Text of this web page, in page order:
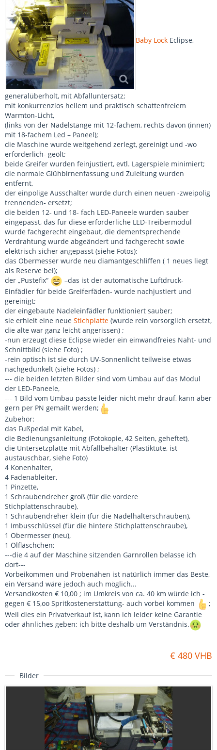
Baby Lock Eclipse,
generalüberholt, mit Abfalluntersatz;
mit konkurrenzlos hellem und praktisch schattenfreiem
Warmton-Licht,
(links von der Nadelstange mit 12-fachem, rechts davon (innen)
mit 18-fachem Led – Paneel);
die Maschine wurde weitgehend zerlegt, gereinigt und -wo
erforderlich- geölt;
beide Greifer wurden feinjustiert, evtl. Lagerspiele minimiert;
die normale Glühbirnenfassung und Zuleitung wurden
entfernt,
der einpolige Ausschalter wurde durch einen neuen -zweipolig
trennenden- ersetzt;
die beiden 12- und 18- fach LED-Paneele wurden sauber
eingepasst, das für diese erforderliche LED-Treibermodul
wurde fachgerecht eingebaut, die dementsprechende
Verdrahtung wurde abgeändert und fachgerecht sowie
elektrisch sicher angepasst (siehe Fotos);
das Obermesser wurde neu diamantgeschliffen ( 1 neues liegt
als Reserve bei);
der „Pustefix“
–das ist der automatische Luftdruck-
Einfädler für beide Greiferfäden- wurde nachjustiert und
gereinigt;
der eingebaute Nadeleinfädler funktioniert sauber;
sie erhielt eine neue Stichplatte (wurde rein vorsorglich ersetzt,
die alte war ganz leicht angerissen) ;
-nun erzeugt diese Eclipse wieder ein einwandfreies Naht- und
Schnittbild (siehe Foto) ;
-rein optisch ist sie durch UV-Sonnenlicht teilweise etwas
nachgedunkelt (siehe Fotos) ;
--- die beiden letzten Bilder sind vom Umbau auf das Modul
der LED-Paneele,
--- 1 Bild vom Umbau passte leider nicht mehr drauf, kann aber
gern per PN gemailt werden;
Zubehör:
das Fußpedal mit Kabel,
die Bedienungsanleitung (Fotokopie, 42 Seiten, geheftet),
die Untersetzplatte mit Abfallbehälter (Plastiktüte, ist
austauschbar, siehe Foto)
4 Konenhalter,
4 Fadenableiter,
1 Pinzette,
1 Schraubendreher groß (für die vordere
Stichplattenschraube),
1 Schraubendreher klein (für die Nadelhalterschrauben),
1 Imbusschlüssel (für die hintere Stichplattenschraube),
1 Obermesser (neu),
1 Ölfläschchen;
---die 4 auf der Maschine sitzenden Garnrollen belasse ich
dort---
Vorbeikommen und Probenähen ist natürlich immer das Beste,
ein Versand wäre jedoch auch möglich...
Versandkosten € 10,00 ; im Umkreis von ca. 40 km würde ich -
gegen € 15,oo Spritkostenerstattung- auch vorbei kommen
;
Weil dies ein Privatverkauf ist, kann ich leider keine Garantie
oder ähnliches geben; ich bitte deshalb um Verständnis.
€ 480 VHB
Bilder